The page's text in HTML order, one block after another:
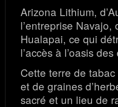
Arizona Lithium,
l’entreprise
Hualapai, ce qui
l’accès à l’oasis
Cette terre de
et de graines
sacré et un lieu de